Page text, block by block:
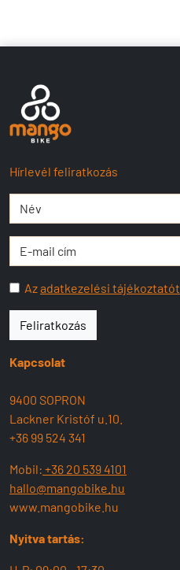
Hírlevél feliratkozás
Azadatkezelési tájékoztatót
Feliratkozás
Kapcsolat
9400 SOPRON
Lackner Kristóf u.10.
+36 99 524 341
Mobil: +36 20 539 4101
hallo@mangobike.hu
www.mangobike.hu
Nyitva tartás: